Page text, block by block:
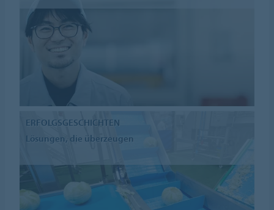
ERFOLGSGESCHICHTEN
Lösungen, die überzeugen